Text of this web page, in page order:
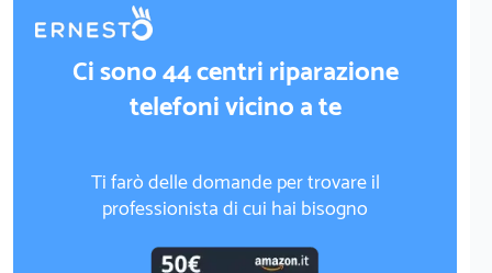
Ci sono 44 centri riparazione
telefoni vicino a te
Ti farò delle domande per trovare il
professionista di cui hai bisogno